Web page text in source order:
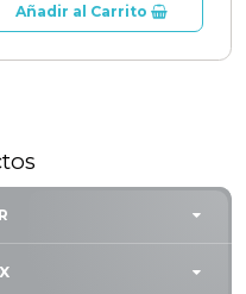
Añadir al Carrito